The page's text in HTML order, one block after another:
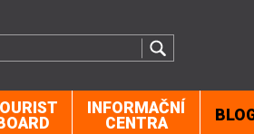
INFORMAČNÍ
CENTRA